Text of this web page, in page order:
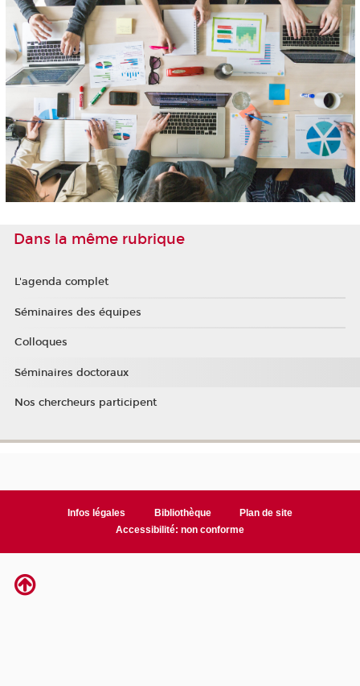
Dans la même rubrique
L'agenda complet
Séminaires des équipes
Colloques
Séminaires doctoraux
Nos chercheurs participent
Infos légales Bibliothèque
Plan de site
Accessibilité: non conforme